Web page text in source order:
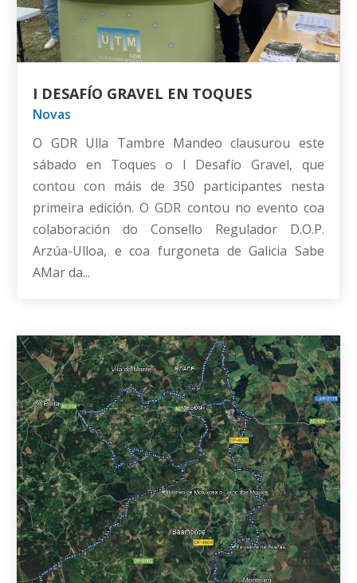
I DESAFÍO GRAVEL EN TOQUES
Novas
O GDR Ulla Tambre Mandeo clausurou este
sábado en Toques o I Desafío Gravel, que
contou con máis de 350 participantes nesta
primeira edición. O GDR contou no evento coa
colaboración do Consello Regulador D.O.P.
Arzúa-Ulloa, e coa furgoneta de Galicia Sabe
AMar da...